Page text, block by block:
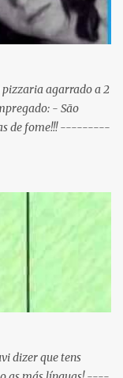
de Alvalade? R:
se identifica um
lados da boca ao
P: Porque é que o
Porque a BP dá...
agarrado a 2
- São
de fome!!! ---------
dizer que tens